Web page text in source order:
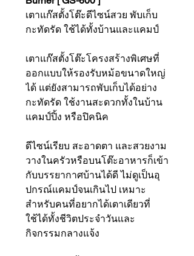
เตาแก๊สตั้งโต๊ะดีไซน์สวย พับเก็บ
กะทัดรัด ใช้ได้ทั้งบ้านและแคมป์
เตาแก๊สตั้งโต๊ะโครงสร้างพิเศษที่
ออกแบบให้รองรับหม้อขนาดใหญ่
ได้ แต่ยังสามารถพับเก็บได้อย่าง
กะทัดรัด ใช้งานสะดวกทั้งในบ้าน
แคมป์ปิ้ง หรือปิคนิค
ดีไซน์เรียบ สะอาดตา และสวยงาม
วางในครัวหรือบนโต๊ะอาหารก็เข้า
กับบรรยากาศบ้านได้ดี ไม่ดูเป็นอุ
ปกรณ์แคมป์จนเกินไป เหมาะ
สำหรับคนที่อยากได้เตาเดียวที่
ใช้ได้ทั้งชีวิตประจำวันและ
กิจกรรมกลางแจ้ง